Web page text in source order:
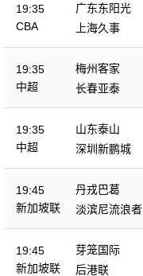
19:35
CBA
广东东阳光
上海久事
19:35
中超
梅州客家
长春亚泰
19:35
中超
山东泰山
深圳新鹏城
19:45
新加坡联
丹戎巴葛
淡滨尼流浪者
19:45
新加坡联
芽笼国际
后港联